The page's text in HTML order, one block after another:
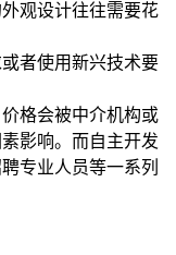
观设计往往需要花
者使用新兴技术要
格会被中介机构或
影响。而自主开发
专业人员等一系列